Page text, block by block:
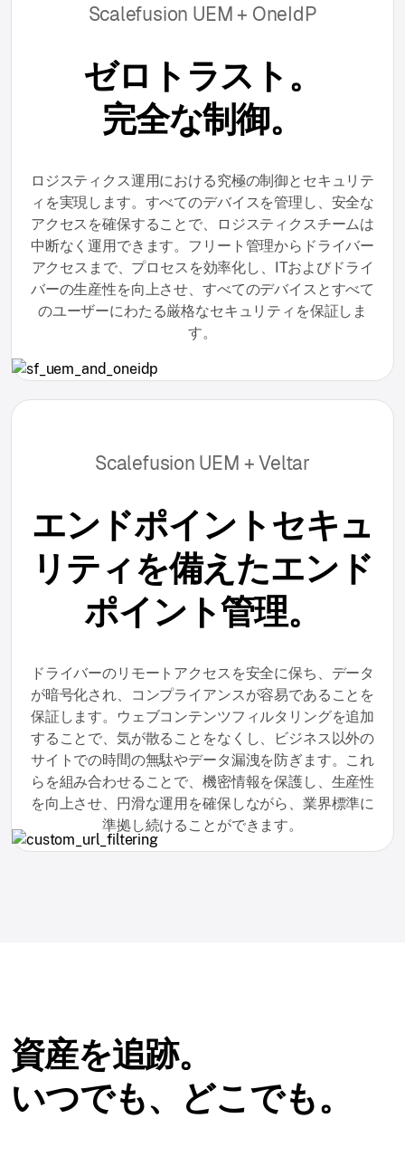
Scalefusion UEM + OneIdP
ゼロトラスト。
完全な制御。
ロジスティクス運用における究極の制御とセキュリテ
ィを実現します。すべてのデバイスを管理し、安全な
アクセスを確保することで、ロジスティクスチームは
中断なく運用できます。フリート管理からドライバー
アクセスまで、プロセスを効率化し、ITおよびドライ
バーの生産性を向上させ、すべてのデバイスとすべて
のユーザーにわたる厳格なセキュリティを保証しま
す。
Scalefusion UEM + Veltar
エンドポイントセキュ
リティを備えたエンド
ポイント管理。
ドライバーのリモートアクセスを安全に保ち、データ
が暗号化され、コンプライアンスが容易であることを
保証します。ウェブコンテンツフィルタリングを追加
することで、気が散ることをなくし、ビジネス以外の
サイトでの時間の無駄やデータ漏洩を防ぎます。これ
らを組み合わせることで、機密情報を保護し、生産性
を向上させ、円滑な運用を確保しながら、業界標準に
準拠し続けることができます。
資産を追跡。
いつでも、どこでも。